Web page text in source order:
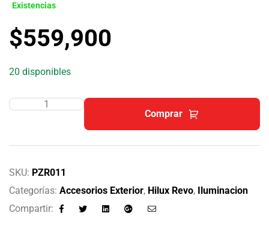
Existencias
$559,900
20 disponibles
Comprar
SKU: PZR011
Categorías: Accesorios Exterior, Hilux Revo, Iluminacion
Compartir: